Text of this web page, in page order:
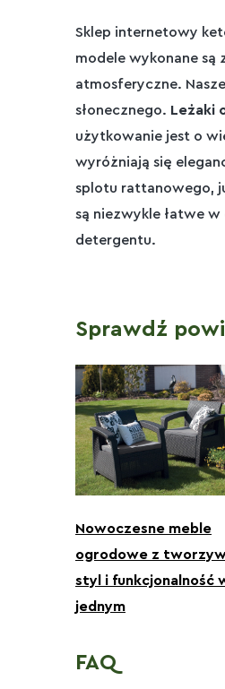
Sklep internetowy
modele wykonane
atmosferyczne.
słonecznego. Leżaki
użytkowanie jest o
wyróżniają się
splotu rattanowego,
są niezwykle łatwe
detergentu.
Sprawdź
Nowoczesne meble
ogrodowe z
styl i funkcjonalność
jednym
FAQ